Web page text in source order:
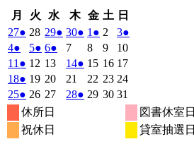
月
月
曜
日
火 火
曜
日
水
曜
日
木木
曜
日
金金
曜
日
土 土
曜
日
日
曜
272026
年
4
月
27
日
● (1
件
の
イ
ベ
ン
ト)
282026
年
月
28
日
292026
年
月
29
日
● (1
件
の
イ
ベ
302026
4
月
30
日
● (1
件
の
イ
ベ
1 2026
年
5
月
1
日
● (1
件
の
イ
ベ
2 2026
年
5
月
2
日
32026
年
5
月
3
日
●
ン
ト)
42026
年
5
月
4
日
●
件
の
イ
ベ
ン
ト)
52026
年
5
月
5
日
● (1
件
の
イ
ベ
ン
ト)
62026
年
5
月
6
日
●
件
の
イ
72026
年
5
月
7
82026
年
5
月
8
92026
年
5
月
9
102026
年
10
11 2026
年
5
月
11
日
● (1
件
の
イ
ベ
ン
12 2026
年
12
日
132026
年
5
月
142026
5
月
● (1
件
の
152026
年
5
162026
年
5
172026
月
182026
年
5
月
18
● (1
件
の
イ
ベ
192026
年
5
月
19
202026
年
21
2026
年
22 2026
年
232026
年
242026
5
月
252026
年
5
月
● (1
件
の
イ
262026
年
5
月
272026
282026
● (1
292026
302026
31
年
5
休所日
図書休室日
祝休日
貸室抽選日